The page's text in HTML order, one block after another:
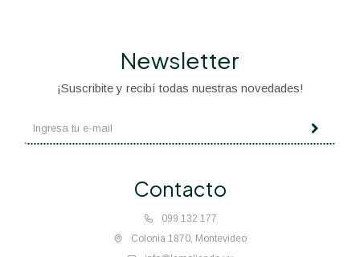
Contacto
099 132 177
Colonia 1870, Montevideo
Newsletter
¡Suscribite y recibí todas nuestras novedades!